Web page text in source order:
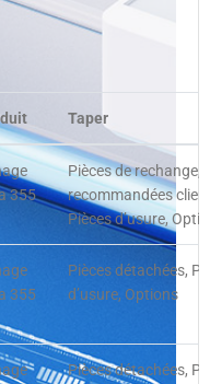
Taper
355
Pièces de rechange,
recommandées
Pièces d’usure,
355
Pièces détachées,
d’usure, Options
Pièces détachées,